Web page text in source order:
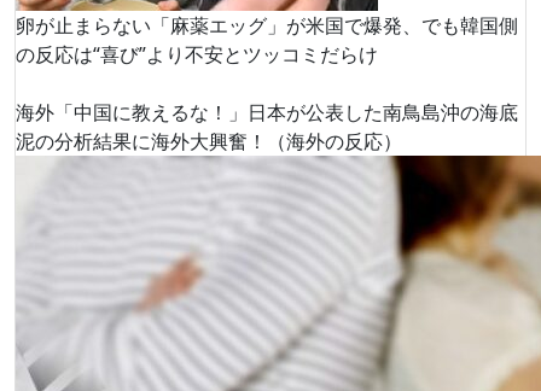
卵が止まらない「麻薬エッグ」が米国で爆発、でも韓国側
の反応は“喜び”より不安とツッコミだらけ
海外「中国に教えるな！」日本が公表した南鳥島沖の海底
泥の分析結果に海外大興奮！（海外の反応）